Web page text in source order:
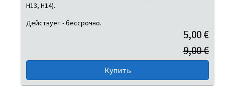
H13, H14).
Действует - бессрочно.
5,00 €
9,00 €